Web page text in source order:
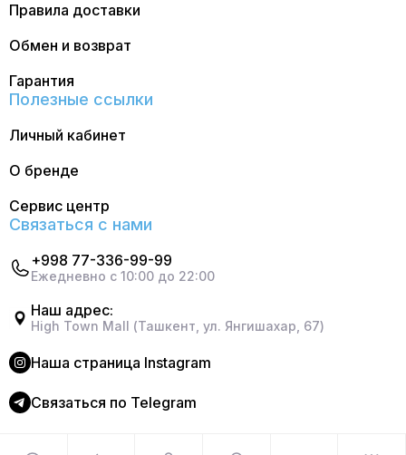
Правила доставки
Обмен и возврат
Гарантия
Полезные ссылки
Личный кабинет
О бренде
Сервис центр
Связаться с нами
+998 77-336-99-99
Ежедневно с 10:00 до 22:00
Наш адрес:
High Town Mall (Ташкент, ул. Янгишахар, 67)
Наша страница Instagram
Cвязаться по Telegram